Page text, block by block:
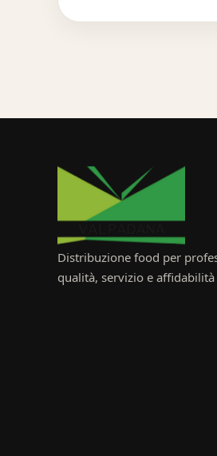
Distribuzione food per
qualità, servizio e